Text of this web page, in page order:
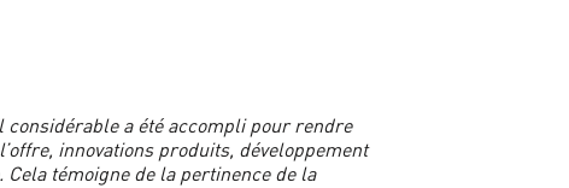
a été accompli pour rendre
innovations produits, développement
témoigne de la pertinence de la